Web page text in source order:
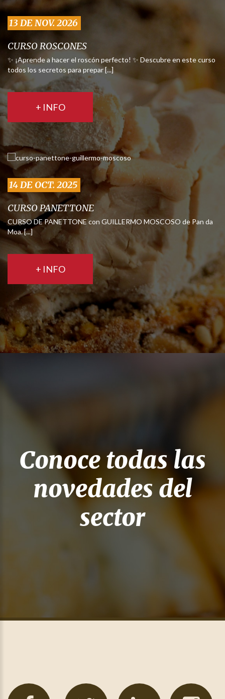
13 DE NOV. 2026
CURSO ROSCONES
✨ ¡Aprende a hacer el roscón perfecto! ✨ Descubre en este curso
todos los secretos para prepar [...]
+ INFO
14 DE OCT. 2025
CURSO PANETTONE
CURSO DE PANETTONE con GUILLERMO MOSCOSO de Pan da
Moa. [...]
+ INFO
Conoce todas las
novedades del
sector